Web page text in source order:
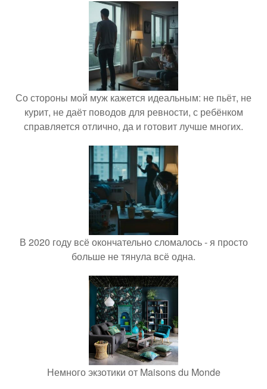
Со стороны мой муж кажется идеальным: не пьёт, не
курит, не даёт поводов для ревности, с ребёнком
справляется отлично, да и готовит лучше многих.
В 2020 году всё окончательно сломалось - я просто
больше не тянула всё одна.
Немного экзотики от Maisons du Monde